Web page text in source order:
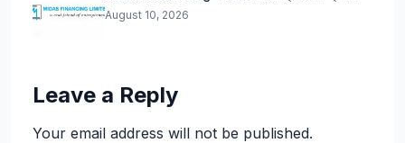
August 10, 2026
Leave a Reply
Your email address will not be published.